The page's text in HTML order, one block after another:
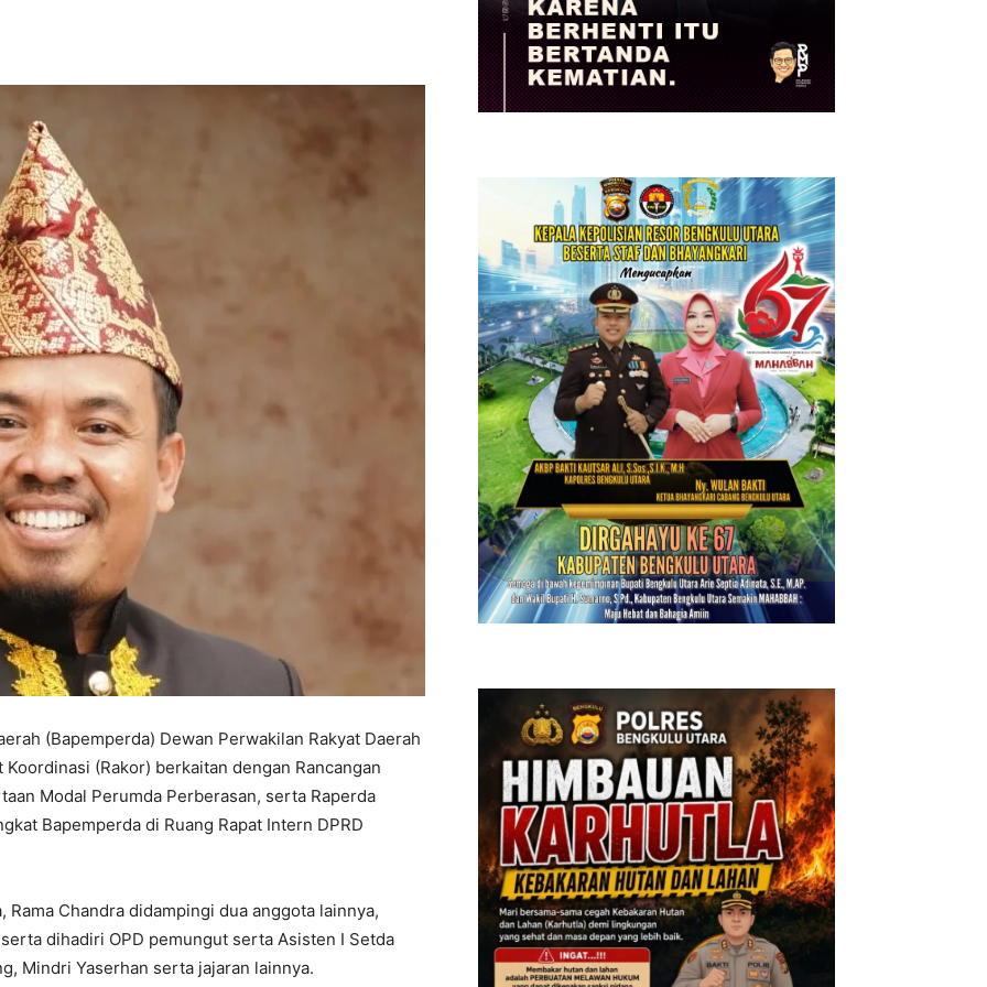
(Bapemperda) Dewan Perwakilan Rakyat Daerah
(Rakor) berkaitan dengan Rancangan
Modal Perumda Perberasan, serta Raperda
Bapemperda di Ruang Rapat Intern DPRD
Chandra didampingi dua anggota lainnya,
dihadiri OPD pemungut serta Asisten I Setda
Mindri Yaserhan serta jajaran lainnya.